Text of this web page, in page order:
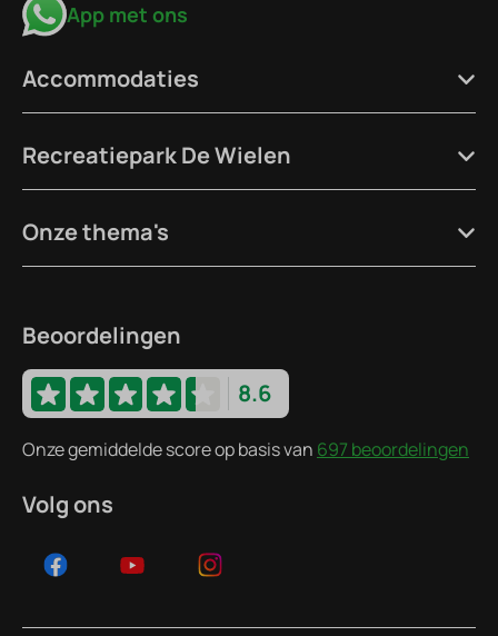
App met ons
Accommodaties
Recreatiepark De Wielen
Onze thema's
Beoordelingen
8.6
Onze gemiddelde score op basis van 697 beoordelingen
Volg ons